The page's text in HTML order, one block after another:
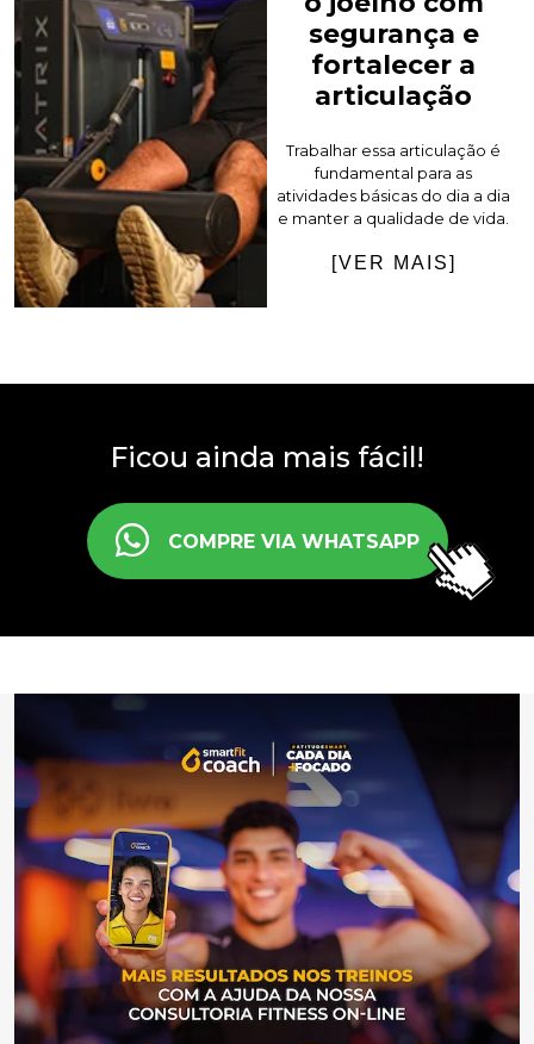
segurança e
fortalecer a
articulação
Trabalhar essa articulação é
fundamental para as
atividades básicas do dia a dia
e manter a qualidade de vida.
[VER MAIS]
Ficou ainda mais fácil!
COMPRE VIA WHATSAPP